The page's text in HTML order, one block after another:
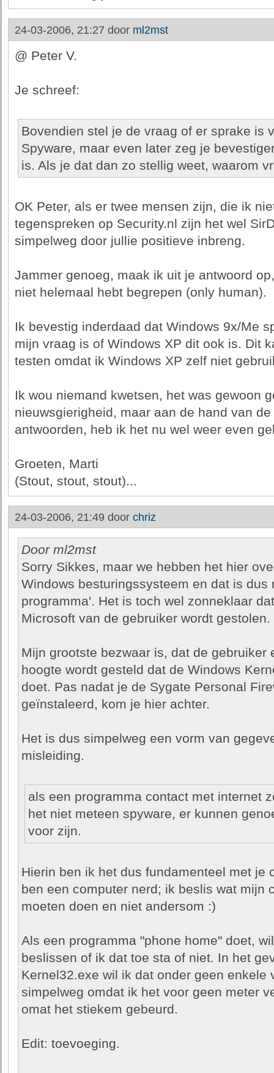
24-03-2006, 21:27 door ml2mst
@ Peter V.
Je schreef:
Bovendien stel je de vraag of er sprake is
Spyware, maar even later zeg je
is. Als je dat dan zo stellig weet, waarom
OK Peter, als er twee mensen zijn, die ik
tegenspreken op Security.nl zijn het wel
simpelweg door jullie positieve inbreng.
Jammer genoeg, maak ik uit je antwoord
niet helemaal hebt begrepen (only human).
Ik bevestig inderdaad dat Windows 9x/Me
mijn vraag is of Windows XP dit ook is. Dit
testen omdat ik Windows XP zelf niet
Ik wou niemand kwetsen, het was gewoon
nieuwsgierigheid, maar aan de hand van
antwoorden, heb ik het nu wel weer even
Groeten, Marti
(Stout, stout, stout)...
24-03-2006, 21:49 door chriz
Door ml2mst
Sorry Sikkes, maar we hebben het hier
Windows besturingssysteem en dat is dus
programma'. Het is toch wel zonneklaar
Microsoft van de gebruiker wordt gestolen.
Mijn grootste bezwaar is, dat de gebruiker
hoogte wordt gesteld dat de Windows
doet. Pas nadat je de Sygate Personal
geïnstaleerd, kom je hier achter.
Het is dus simpelweg een vorm van
misleiding.
als een programma contact met internet
het niet meteen spyware, er kunnen
voor zijn.
Hierin ben ik het dus fundamenteel met je
ben een computer nerd; ik beslis wat mijn
moeten doen en niet andersom :)
Als een programma "phone home" doet,
beslissen of ik dat toe sta of niet. In het
Kernel32.exe wil ik dat onder geen enkele
simpelweg omdat ik het voor geen meter
omat het stiekem gebeurd.
Edit: toevoeging.